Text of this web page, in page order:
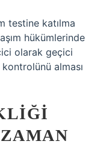
testine katılma
hükümlerinde
olarak geçici
alması